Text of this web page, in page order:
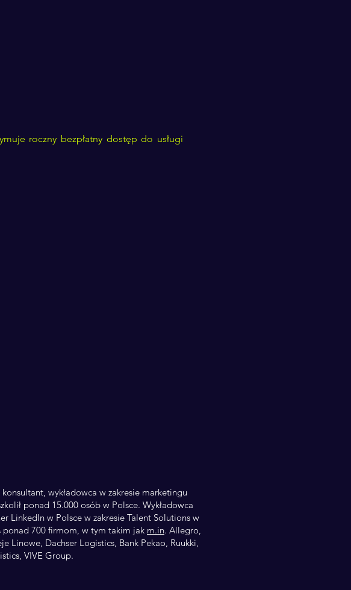
roczny bezpłatny dostęp do usługi
wykładowca w zakresie marketingu
ponad 15.000 osób w Polsce. Wykładowca
LinkedIn w Polsce w zakresie Talent Solutions w
ponad 700 firmom, w tym takim jak m.in. Allegro,
Linowe, Dachser Logistics, Bank Pekao, Ruukki,
VIVE Group.